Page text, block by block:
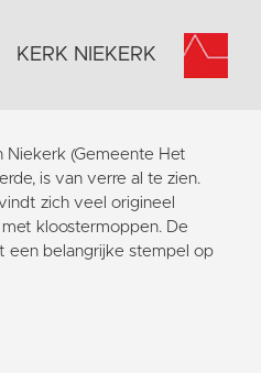
KERK NIEKERK
Niekerk (Gemeente Het
is van verre al te zien.
zich veel origineel
kloostermoppen. De
een belangrijke stempel op